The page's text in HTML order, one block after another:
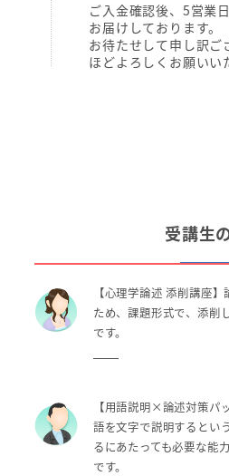
ご入金確認後、5営業
お届けしております。
お待たせして申し訳ご
ほどよろしくお願いい
受講生
【心理学論述 添削講座
ため、課題形式で、添削
です。
【用語説明×論述対策パ
語を文字で説明するとい
るにあたっても必要な能
です。